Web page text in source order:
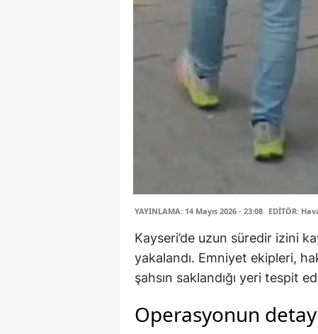
YAYINLAMA: 14 Mayıs 2026 - 23:08 EDİTÖR:
Kayseri’de uzun süredir izini
yakalandı. Emniyet ekipleri,
şahsın saklandığı yeri tespit
Operasyonun